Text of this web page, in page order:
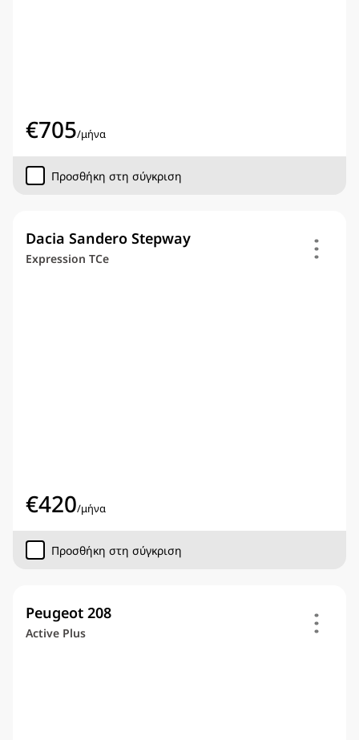
€705/μήνα
Προσθήκη στη σύγκριση
Dacia Sandero Stepway
Expression TCe
€420/μήνα
Προσθήκη στη σύγκριση
Peugeot 208
Active Plus